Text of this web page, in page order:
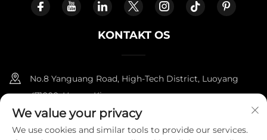
KONTAKT OS
No.8 Yanguang Road, High-Tech District, Luoyang
471000, Henan, Kina.
+86-18338800729
We value your privacy
We use cookies and similar tools to provide our services.